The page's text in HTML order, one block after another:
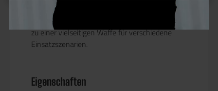
Ihre leichte Bauweise und die Möglichkeit zur
Anbringung zusätzlicher Ausrüstung machen sie
zu einer vielseitigen Waffe für verschiedene
Einsatzszenarien.
Eigenschaften